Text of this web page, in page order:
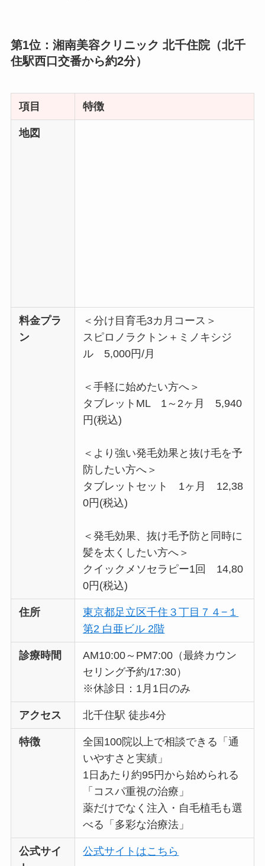
第1位：湘南美容クリニック 北千住院（北千
住駅西口交番から約2分）
項目 特徴
地図
料金プラ
ン
＜分け目育毛3カ月コース＞
スピロノラクトン＋ミノキシジ
ル 5,000円/月
＜手軽に始めたい方へ＞
タブレットML 1～2ヶ月 5,940
円(税込)
＜より強い発毛効果と抜け毛を予
防したい方へ＞
タブレットセット 1ヶ月 12,38
0円(税込)
＜発毛効果、抜け毛予防と同時に
髪を太くしたい方へ＞
クイックメソセラピー1回 14,80
0円(税込)
住所
東京都足立区千住３丁目７４−１
第2 白亜ビル 2階
診療時間
AM10:00～PM7:00（最終カウン
セリング予約/17:30）
※休診日：1月1日のみ
アクセス 北千住駅 徒歩4分
特徴
全国100院以上で相談できる「通
いやすさと実績」
1日あたり約95円から始められる
「コスパ重視の治療」
薬だけでなく注入・自毛植毛も選
べる「多彩な治療法」
公式サイ
公式サイトはこちら